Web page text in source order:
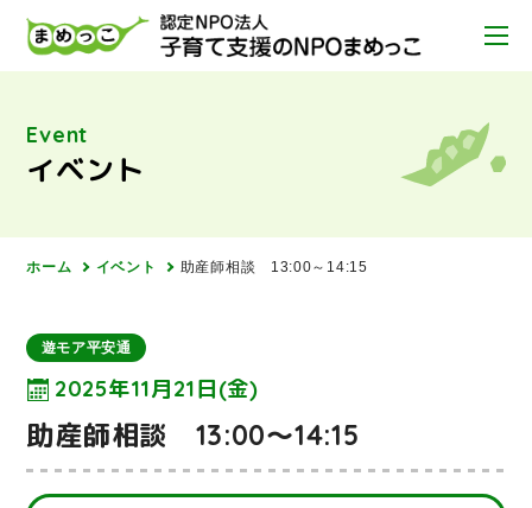
Event
イベント
ホーム イベント 助産師相談 13:00～14:15
遊モア平安通
2025年11月21日(金)
助産師相談 13:00～14:15